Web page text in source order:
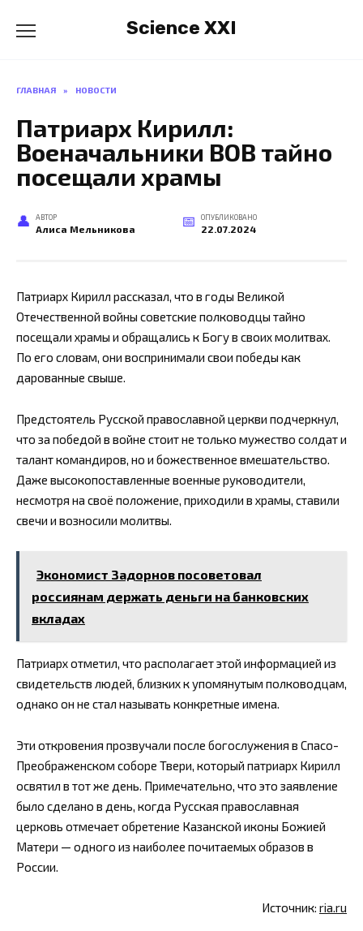
содержанию
Science XXI
ГЛАВНАЯ » НОВОСТИ
Патриарх Кирилл:
Военачальники ВОВ тайно
посещали храмы
АВТОР
Алиса Мельникова
ОПУБЛИКОВАНО
22.07.2024
Патриарх Кирилл рассказал, что в годы Великой
Отечественной войны советские полководцы тайно
посещали храмы и обращались к Богу в своих молитвах.
По его словам, они воспринимали свои победы как
дарованные свыше.
Предстоятель Русской православной церкви подчеркнул,
что за победой в войне стоит не только мужество солдат и
талант командиров, но и божественное вмешательство.
Даже высокопоставленные военные руководители,
несмотря на своё положение, приходили в храмы, ставили
свечи и возносили молитвы.
Экономист Задорнов посоветовал
россиянам держать деньги на банковских
вкладах
Патриарх отметил, что располагает этой информацией из
свидетельств людей, близких к упомянутым полководцам,
однако он не стал называть конкретные имена.
Эти откровения прозвучали после богослужения в Спасо-
Преображенском соборе Твери, который патриарх Кирилл
освятил в тот же день. Примечательно, что это заявление
было сделано в день, когда Русская православная
церковь отмечает обретение Казанской иконы Божией
Матери — одного из наиболее почитаемых образов в
России.
Источник: ria.ru